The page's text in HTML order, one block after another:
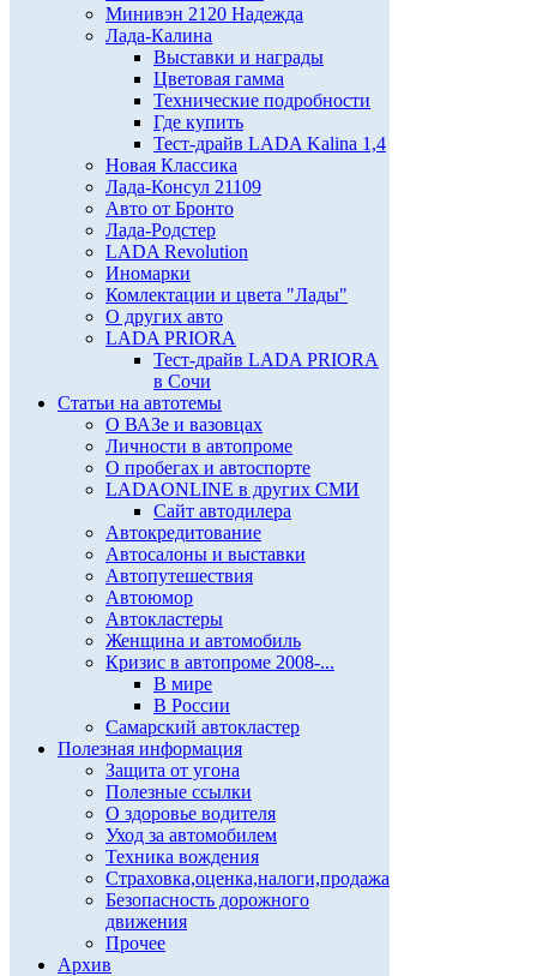
Минивэн 2120 Надежда
Лада-Калина
Выставки и награды
Цветовая гамма
Технические подробности
Где купить
Тест-драйв LADA Kalina 1,4
Новая Классика
Лада-Консул 21109
Авто от Бронто
Лада-Родстер
LADA Revolution
Иномарки
Комлектации и цвета "Лады"
О других авто
LADA PRIORA
Тест-драйв LADA PRIORA
в Сочи
Статьи на автотемы
О ВАЗе и вазовцах
Личности в автопроме
О пробегах и автоспорте
LADAONLINE в других СМИ
Сайт автодилера
Автокредитование
Автосалоны и выставки
Автопутешествия
Автоюмор
Автокластеры
Женщина и автомобиль
Кризис в автопроме 2008-...
В мире
В России
Самарский автокластер
Полезная информация
Защита от угона
Полезные ссылки
О здоровье водителя
Уход за автомобилем
Техника вождения
Страховка,оценка,налоги,продажа
Безопасность дорожного
движения
Прочее
Архив